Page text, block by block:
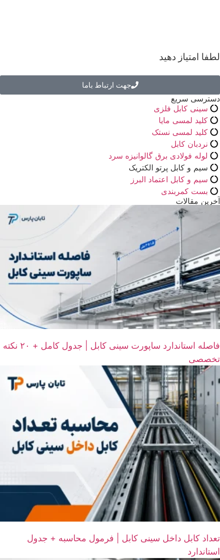
لطفا امتیاز دهید
جهت ارتباط باما
دسترسی سریع
سینی کابل فلزی
کلید لمسی مایا
کلید لمسی نستک
نردبان کابل
لوله فولادی برق گالوانیزه سرد
سیم و کابل پرتو الکتریک
سیم و کابل اعتماد البرز
بست کمربندی
آخرین مقالات
فاصله استاندارد ساپورت سینی کابل | جدول کامل + ۲۰ نکته
تخصصی
تعداد کابل داخل سینی کابل | فرمول محاسبه + جدول
استاندارد